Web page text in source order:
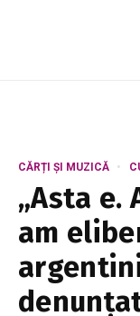
CĂRȚI ȘI MUZICĂ
„Asta e.
am